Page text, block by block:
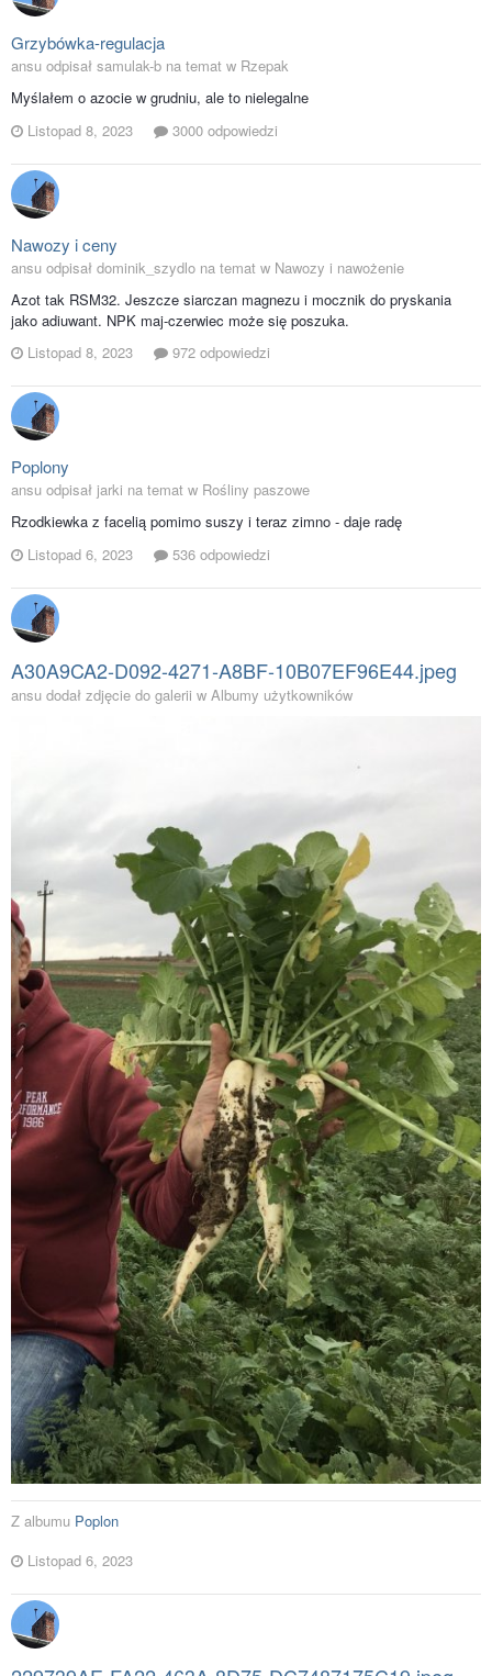
Grzybówka-regulacja
ansu odpisał samulak-b na temat w Rzepak
Myślałem o azocie w grudniu, ale to nielegalne
Listopad 8, 2023
3000 odpowiedzi
Nawozy i ceny
ansu odpisał dominik_szydlo na temat w Nawozy i nawożenie
Azot tak RSM32. Jeszcze siarczan magnezu i mocznik do pryskania
jako adiuwant. NPK maj-czerwiec może się poszuka.
Listopad 8, 2023
972 odpowiedzi
Poplony
ansu odpisał jarki na temat w Rośliny paszowe
Rzodkiewka z facelią pomimo suszy i teraz zimno - daje radę
Listopad 6, 2023
536 odpowiedzi
A30A9CA2-D092-4271-A8BF-10B07EF96E44.jpeg
ansu dodał zdjęcie do galerii w Albumy użytkowników
Z albumu Poplon
Listopad 6, 2023